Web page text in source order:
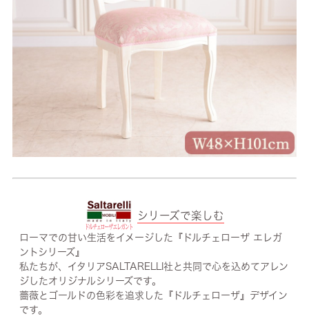
シリーズで楽しむ
ローマでの甘い生活をイメージした『ドルチェローザ エレガ
ントシリーズ』
私たちが、イタリアSALTARELLI社と共同で心を込めてアレン
ジしたオリジナルシリーズです。
薔薇とゴールドの色彩を追求した『ドルチェローザ』デザイン
です。